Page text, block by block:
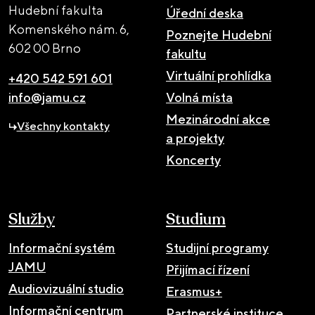
Hudební fakulta
Komenského nám. 6,
602 00 Brno
+420 542 591 601
info@jamu.cz
Všechny kontakty
Úřední deska
Poznejte Hudební
fakultu
Virtuální prohlídka
Volná místa
Mezinárodní akce
a projekty
Koncerty
Služby
Informační systém
JAMU
Audiovizuální studio
Informační centrum
Studium
Studijní programy
Přijímací řízení
Erasmus+